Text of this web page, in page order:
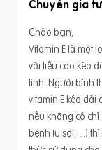
Chuyên gia
Chào bạn,
Vitamin E là một
với liều cao kéo
tính. Người bình
vitamin E kéo
nếu không có chỉ
bệnh (u sợi,…) thì